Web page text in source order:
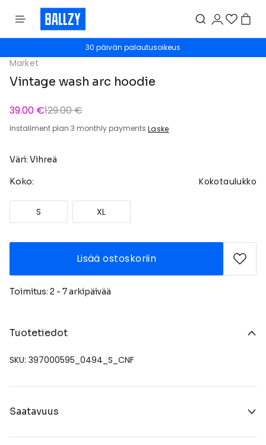
30 päivän palautusoikeus
Market
Vintage wash arc hoodie
39.00 €129.00 €
Installment plan 3 monthly payments Laske
Väri: Vihreä
Koko: Kokotaulukko
S XL
Lisää ostoskoriin
Toimitus: 2 - 7 arkipäivää
Tuotetiedot
SKU: 397000595_0494_S_CNF
Saatavuus